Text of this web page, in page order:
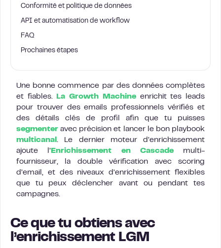
Conformité et politique de données
API et automatisation de workflow
FAQ
Prochaines étapes
Une bonne commence par des données complètes
et fiables.
La Growth Machineenrichit tes leads
pour trouver des emails professionnels vérifiés et
des détails clés de profil afin que tu puisses
segmenter avec précision et lancer le bon playbook
multicanal . Le dernier moteur d’enrichissement
ajoute l’ Enrichissement en Cascademulti-
fournisseur, la double vérification avec scoring
d’email, et des niveaux d’enrichissement flexibles
que tu peux déclencher avant ou pendant tes
campagnes.
Ce que tu obtiens avec
l’enrichissement LGM